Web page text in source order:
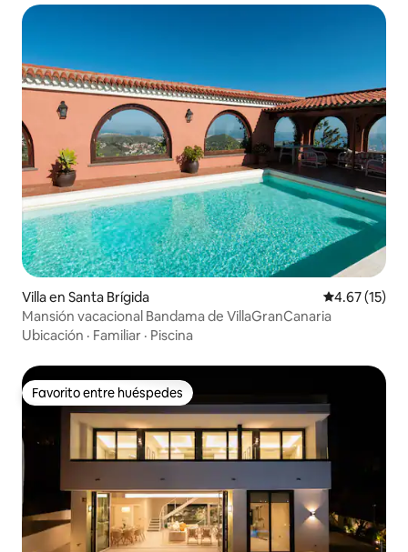
Villa en Santa Brígida Calificación
4.67 (15)
Mansión vacacional Bandama de VillaGranCanaria
Ubicación · Familiar · Piscina
Favorito entre huéspedes
Favorito entre huéspedes